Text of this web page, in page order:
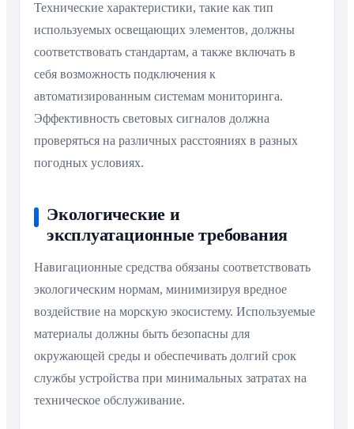
Технические характеристики, такие как тип
используемых освещающих элементов, должны
соответствовать стандартам, а также включать в
себя возможность подключения к
автоматизированным системам мониторинга.
Эффективность световых сигналов должна
проверяться на различных расстояниях в разных
погодных условиях.
Экологические и
эксплуатационные требования
Навигационные средства обязаны соответствовать
экологическим нормам, минимизируя вредное
воздействие на морскую экосистему. Используемые
материалы должны быть безопасны для
окружающей среды и обеспечивать долгий срок
службы устройства при минимальных затратах на
техническое обслуживание.